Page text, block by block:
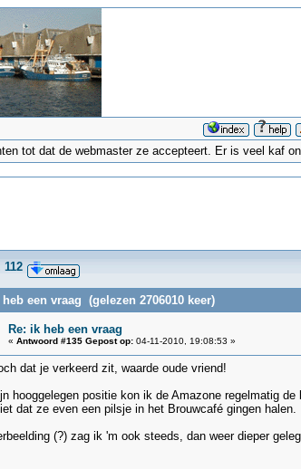
tot dat de webmaster ze accepteert. Er is veel kaf
112
een vraag (gelezen 2706010 keer)
Re: ik heb een vraag
« Antwoord #135 Gepost op:04-11-2010, 19:08:53 »
dat je verkeerd zit, waarde oude vriend!
hooggelegen positie kon ik de Amazone regelmatig de
dat ze even een pilsje in het Brouwcafé gingen halen.
(?) zag ik 'm ook steeds, dan weer dieper